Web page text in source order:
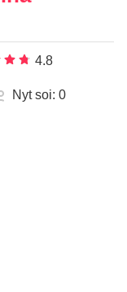
4.8
Nyt soi: 0